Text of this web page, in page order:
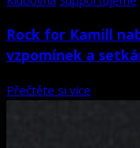
Rock for Kamill
vzpomínek a
Přečtěte si více